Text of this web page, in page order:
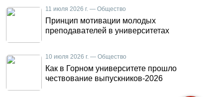
11 июля 2026 г. — Общество
Принцип мотивации молодых
преподавателей в университетах
10 июля 2026 г. — Общество
Как в Горном университете прошло
чествование выпускников-2026